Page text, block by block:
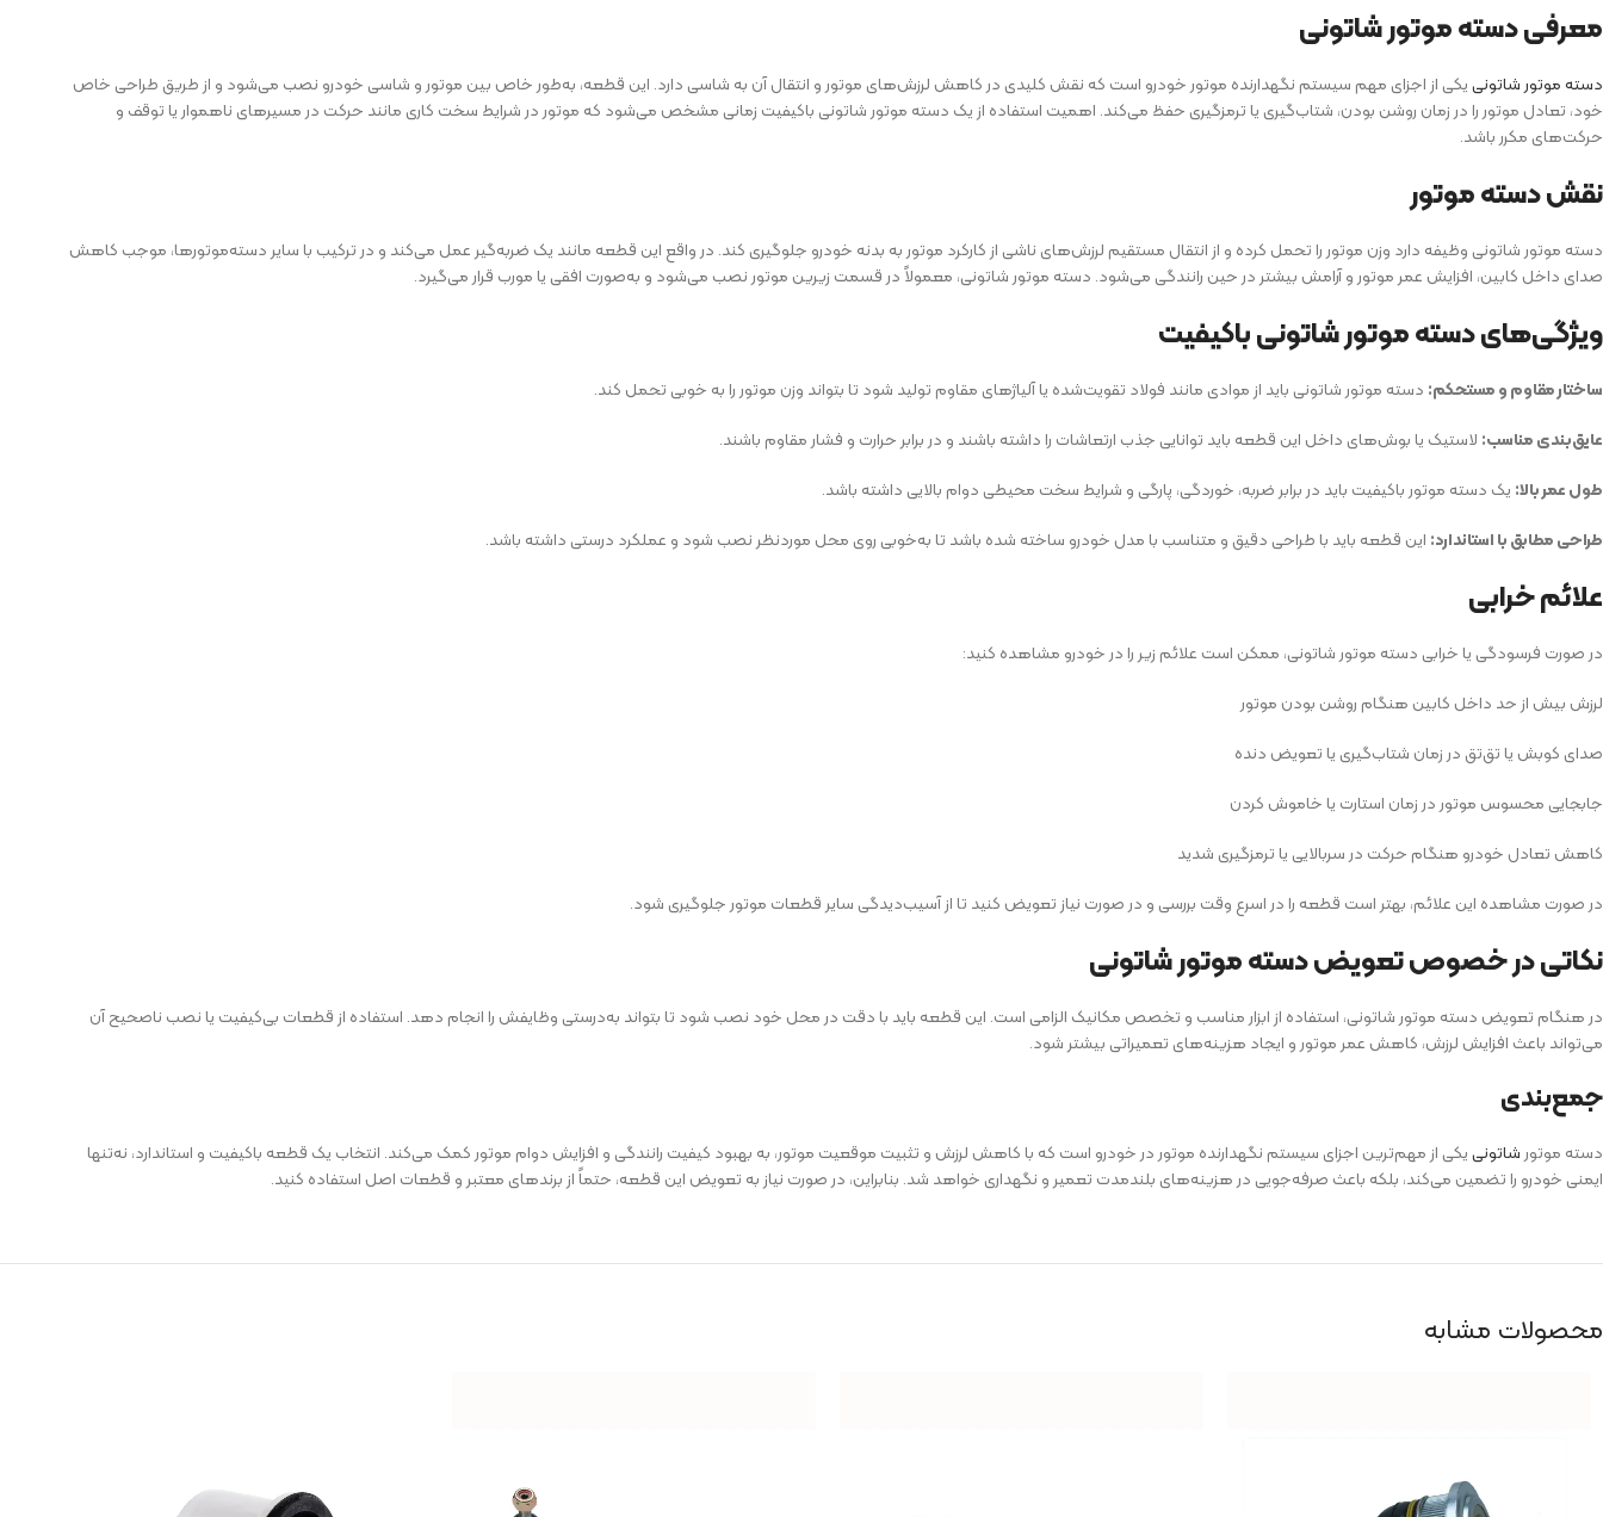
معرفی دسته موتور شاتونی
دسته موتور شاتونییکی از اجزای مهم سیستم نگهدارنده موتور خودرو است که نقش کلیدی در کاهش لرزش‌های موتور و انتقال آن به شاسی دارد. این قطعه، به‌طور خاص بین موتور و شاسی خودرو نصب می‌شود و از طریق طراحی خاص
خود، تعادل موتور را در زمان روشن بودن، شتاب‌گیری یا ترمزگیری حفظ می‌کند. اهمیت استفاده از یک دسته موتور شاتونی با‌کیفیت زمانی مشخص می‌شود که موتور در شرایط سخت کاری مانند حرکت در مسیرهای ناهموار یا توقف‌ و
حرکت‌های مکرر باشد.
نقش دسته موتور
دسته موتور شاتونی وظیفه دارد وزن موتور را تحمل کرده و از انتقال مستقیم لرزش‌های ناشی از کارکرد موتور به بدنه خودرو جلوگیری کند. در واقع این قطعه مانند یک ضربه‌گیر عمل می‌کند و در ترکیب با سایر دسته‌موتورها، موجب کاهش
صدای داخل کابین، افزایش عمر موتور و آرامش بیشتر در حین رانندگی می‌شود. دسته موتور شاتونی، معمولاً در قسمت زیرین موتور نصب می‌شود و به‌صورت افقی یا مورب قرار می‌گیرد.
ویژگی‌های دسته موتور شاتونی با‌کیفیت
ساختار مقاوم و مستحکم: دسته موتور شاتونی باید از موادی مانند فولاد تقویت‌شده یا آلیاژهای مقاوم تولید شود تا بتواند وزن موتور را به خوبی تحمل کند.
عایق‌بندی مناسب: لاستیک یا بوش‌های داخل این قطعه باید توانایی جذب ارتعاشات را داشته باشند و در برابر حرارت و فشار مقاوم باشند.
طول عمر بالا: یک دسته موتور با‌کیفیت باید در برابر ضربه، خوردگی، پارگی و شرایط سخت محیطی دوام بالایی داشته باشد.
طراحی مطابق با استاندارد: این قطعه باید با طراحی دقیق و متناسب با مدل خودرو ساخته شده باشد تا به‌خوبی روی محل موردنظر نصب شود و عملکرد درستی داشته باشد.
علائم خرابی
در صورت فرسودگی یا خرابی دسته موتور شاتونی، ممکن است علائم زیر را در خودرو مشاهده کنید:
لرزش بیش‌ از حد داخل کابین هنگام روشن بودن موتور
صدای کوبش یا تق‌تق در زمان شتاب‌گیری یا تعویض دنده
جابجایی محسوس موتور در زمان استارت یا خاموش‌ کردن
کاهش تعادل خودرو هنگام حرکت در سربالایی یا ترمزگیری شدید
در صورت مشاهده این علائم، بهتر است قطعه را در اسرع وقت بررسی و در صورت نیاز تعویض کنید تا از آسیب‌دیدگی سایر قطعات موتور جلوگیری شود.
نکاتی در خصوص تعویض دسته موتور شاتونی
در هنگام تعویض دسته موتور شاتونی، استفاده از ابزار مناسب و تخصص مکانیک الزامی است. این قطعه باید با دقت در محل خود نصب شود تا بتواند به‌درستی وظایفش را انجام دهد. استفاده از قطعات بی‌کیفیت یا نصب ناصحیح آن
می‌تواند باعث افزایش لرزش، کاهش عمر موتور و ایجاد هزینه‌های تعمیراتی بیشتر شود.
جمع‌بندی
دسته موتور شاتونییکی از مهم‌ترین اجزای سیستم نگهدارنده موتور در خودرو است که با کاهش لرزش و تثبیت موقعیت موتور، به بهبود کیفیت رانندگی و افزایش دوام موتور کمک می‌کند. انتخاب یک قطعه با‌کیفیت و استاندارد، نه‌تنها
ایمنی خودرو را تضمین می‌کند، بلکه باعث صرفه‌جویی در هزینه‌های بلند‌مدت تعمیر و نگهداری خواهد شد. بنابراین، در صورت نیاز به تعویض این قطعه، حتماً از برندهای معتبر و قطعات اصل استفاده کنید.
محصولات مشابه